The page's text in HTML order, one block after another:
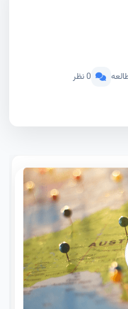
0 نظر